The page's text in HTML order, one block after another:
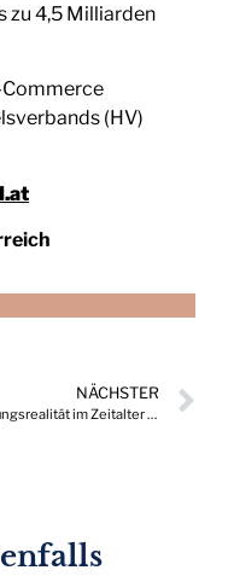
zu 4,5 Milliarden
Commerce
(HV)
NÄCHSTER
Führungsrealität im Zeitalter begrenzter Ressourcen